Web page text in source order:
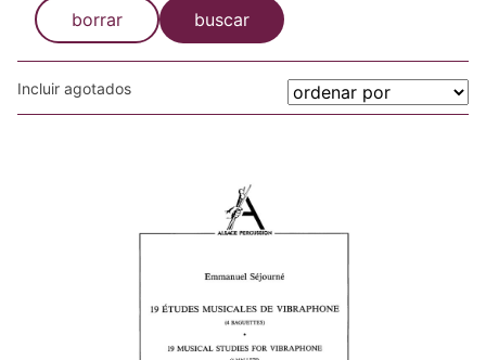
borrar buscar
Incluir agotados